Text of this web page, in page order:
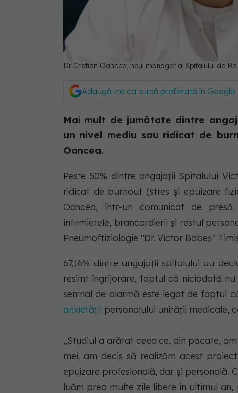
Dr Cristian Oancea, noul manager al Spitalului de
Adaugă-ne ca sursă preferată în Google
Mai mult de jumătate dintre
un nivel mediu sau ridicat de
Oancea.
Peste 50% dintre angajații Spitalului
ridicat de burnout (stres și epuizare
Oancea, într-un comunicat de
infirmierele, brancardierii şi restul
Pneumoftiziologie "Dr. Victor Babeş"
67,16% dintre angajaţii spitalului au
resimt îngrijorare, faptul că niciodată
semnal de alarmă este legat de faptul
anxietăţii personalului unităţii medicale,
„Studiul a arătat ceea ce, din păcate,
mei, am decis să realizăm acest
epuizare profesională, dar şi personală.
luăm prea multe zile libere în ultimul